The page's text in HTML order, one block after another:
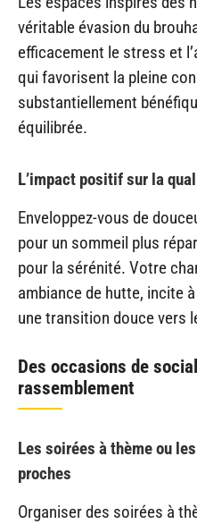
véritable évasion du
efficacement le stress et
qui favorisent la pleine
substantiellement
équilibrée.
L’impact positif sur la
Enveloppez-vous de
pour un sommeil plus
pour la sérénité. Votre
ambiance de hutte, incite
une transition douce vers
Des occasions de
rassemblement
Les soirées à thème ou
proches
Organiser des soirées à